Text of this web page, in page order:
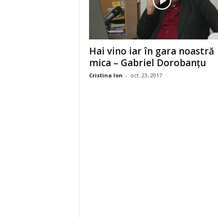
Hai vino iar în gara noastră
mica – Gabriel Dorobanţu
Cristina Ion - oct. 23, 2017